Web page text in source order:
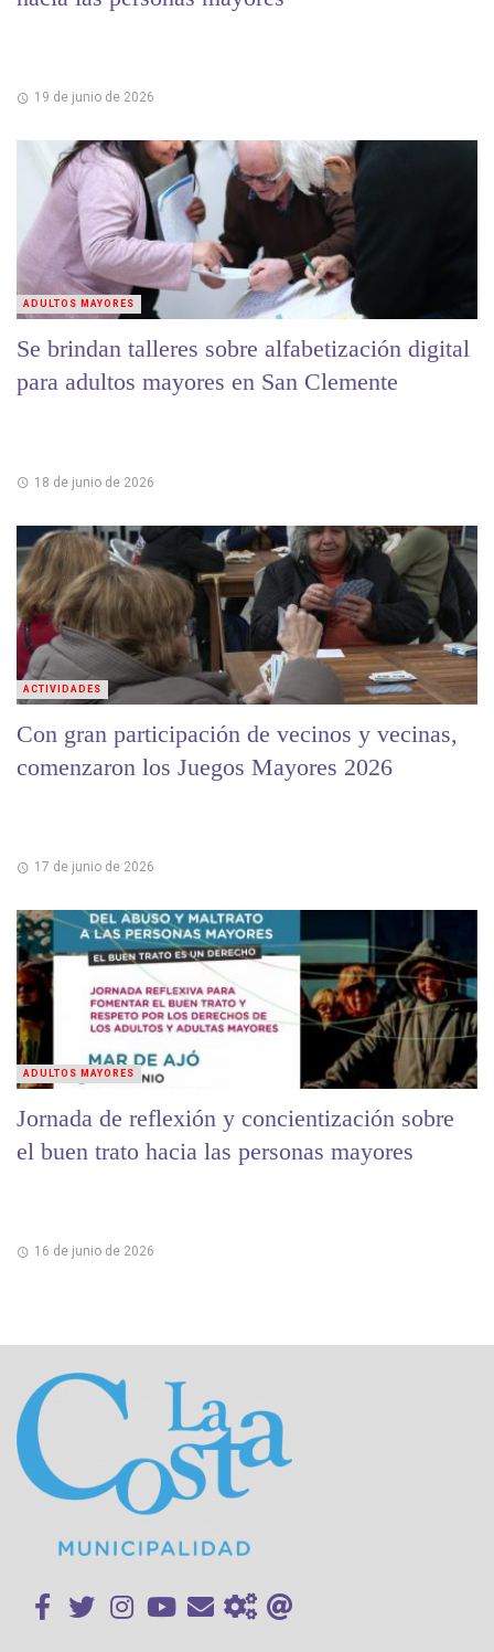
19 de junio de 2026
Se brindan talleres sobre alfabetización digital
para adultos mayores en San Clemente
18 de junio de 2026
ADULTOS MAYORES
Con gran participación de vecinos y vecinas,
comenzaron los Juegos Mayores 2026
17 de junio de 2026
ACTIVIDADES
Jornada de reflexión y concientización sobre
el buen trato hacia las personas mayores
16 de junio de 2026
ADULTOS MAYORES